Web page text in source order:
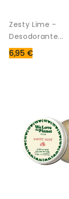
Zesty Lime -
Desodorante...
6,95 €